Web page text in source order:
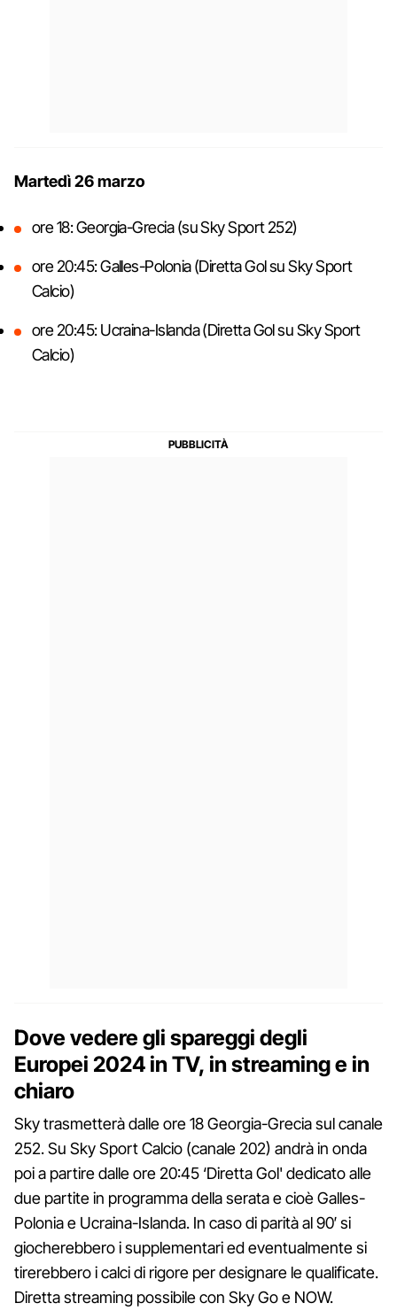
Martedì 26 marzo
ore 18: Georgia-Grecia (su Sky Sport 252)
ore 20:45: Galles-Polonia (Diretta Gol su Sky Sport
Calcio)
ore 20:45: Ucraina-Islanda (Diretta Gol su Sky Sport
Calcio)
Dove vedere gli spareggi degli
Europei 2024 in TV, in streaming e in
chiaro
Sky trasmetterà dalle ore 18 Georgia-Grecia sul canale
252. Su Sky Sport Calcio (canale 202) andrà in onda
poi a partire dalle ore 20:45 ‘Diretta Gol' dedicato alle
due partite in programma della serata e cioè Galles-
Polonia e Ucraina-Islanda. In caso di parità al 90′ si
giocherebbero i supplementari ed eventualmente si
tirerebbero i calci di rigore per designare le qualificate.
Diretta streaming possibile con Sky Go e NOW.